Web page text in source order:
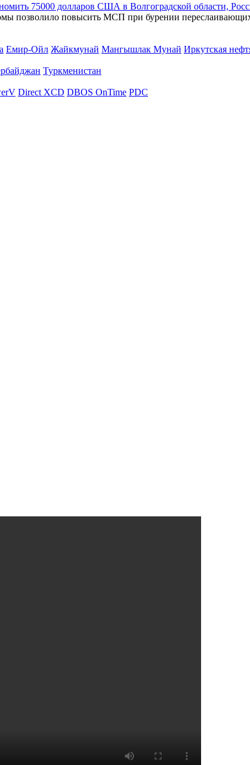
75000 долларов США в Волгоградской области,
позволило повысить МСП при бурении
Емир-Ойл Жайкмунай Мангышлак Мунай Иркутская
Туркменистан
Direct XCD DBOS OnTime PDC